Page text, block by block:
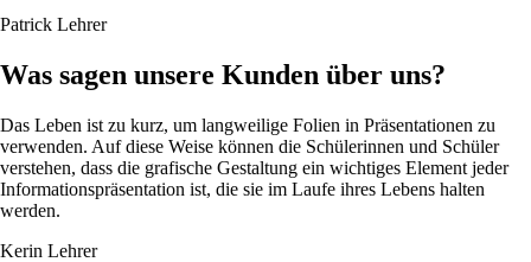
Patrick Lehrer
Was sagen unsere Kunden über uns?
Das Leben ist zu kurz, um langweilige Folien in Präsentationen zu
verwenden. Auf diese Weise können die Schülerinnen und Schüler
verstehen, dass die grafische Gestaltung ein wichtiges Element jeder
Informationspräsentation ist, die sie im Laufe ihres Lebens halten
werden.
Kerin Lehrer